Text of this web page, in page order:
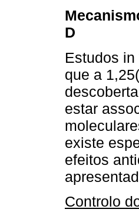
D
Estudos
que a
estar
existe
efeitos
Controlo